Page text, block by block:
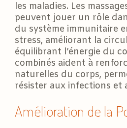
les maladies. Les
peuvent jouer un rôle
du système immunitaire
stress, améliorant la
équilibrant l’énergie du
combinés aident à
naturelles du corps,
résister aux infections et
Amélioration de la